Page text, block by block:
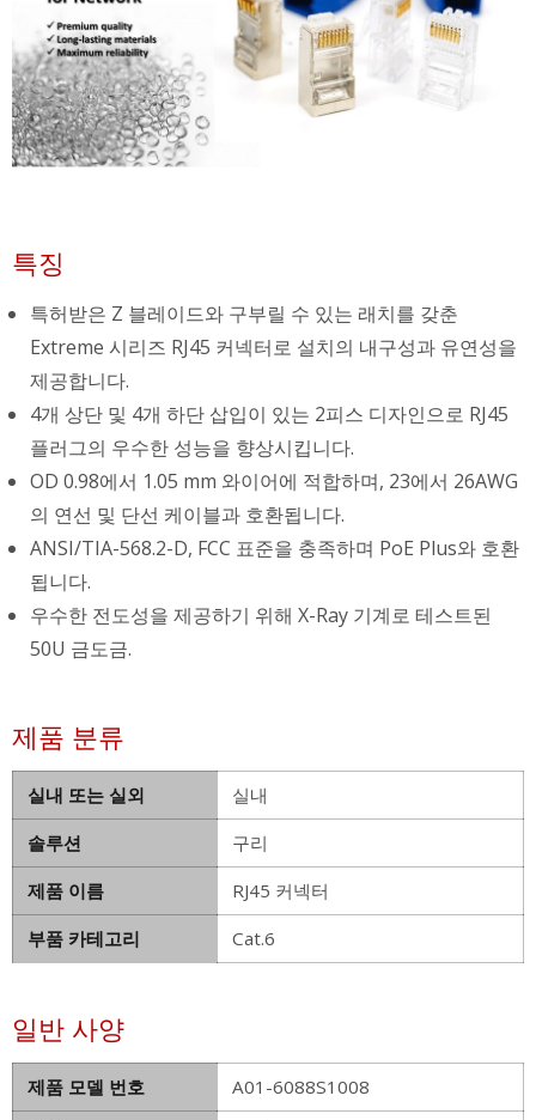
특징
특허받은 Z 블레이드와 구부릴 수 있는 래치를 갖춘
Extreme 시리즈 RJ45 커넥터로 설치의 내구성과 유연성을
제공합니다.
4개 상단 및 4개 하단 삽입이 있는 2피스 디자인으로 RJ45
플러그의 우수한 성능을 향상시킵니다.
OD 0.98에서 1.05 mm 와이어에 적합하며, 23에서 26AWG
의 연선 및 단선 케이블과 호환됩니다.
ANSI/TIA-568.2-D, FCC 표준을 충족하며 PoE Plus와 호환
됩니다.
우수한 전도성을 제공하기 위해 X-Ray 기계로 테스트된
50U 금도금.
제품 분류
실내 또는 실외
실내
솔루션
구리
제품 이름
RJ45 커넥터
부품 카테고리
Cat.6
일반 사양
제품 모델 번호
A01-6088S1008